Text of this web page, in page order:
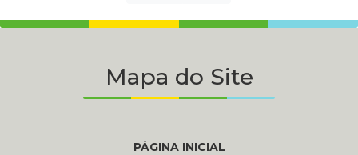
Mapa do Site
PÁGINA INICIAL